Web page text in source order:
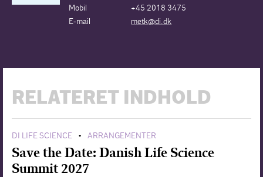
Mobil
+45 2018 3475
E-mail
metk@di.dk
RELATERET INDHOLD
DI LIFE SCIENCE • ARRANGEMENTER
Save the Date: Danish Life Science
Summit 2027